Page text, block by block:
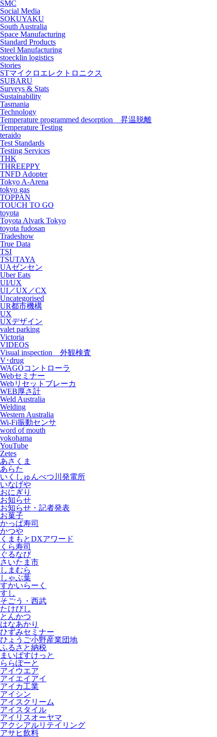
SMC
Social Media
SOKUYAKU
South Australia
Space Manufacturing
Standard Products
Steel Manufacturing
stoecklin logistics
Stories
STマイクロエレクトロニクス
SUBARU
Surveys & Stats
Sustainability
Tasmania
Technology
Temperature programmed desorption 昇温脱離
Temperature Testing
teraido
Test Standards
Testing Services
THK
THREEPPY
TNFD Adopter
Tokyo A-Arena
tokyo gas
TOPPAN
TOUCH TO GO
toyota
Toyota Alvark Tokyo
toyota fudosan
Tradeshow
True Data
TSI
TSUTAYA
UAゼンセン
Uber Eats
UI/UX
UI／UX／CX
Uncategorised
UR都市機構
UX
UXデザイン
valet parking
Victoria
VIDEOS
Visual inspection 外観検査
V･drug
WAGOコントローラ
Webセミナー
Webリセットブレーカ
WEB厚さ計
Weld Australia
Welding
Western Australia
Wi-Fi振動センサ
word of mouth
yokohama
YouTube
Zetes
あさくま
あらた
いくしゅんべつ川発電所
いなげや
おにぎり
お知らせ
お知らせ・記者発表
お菓子
かっぱ寿司
かつや
くまもとDXアワード
くら寿司
ぐるなび
さいたま市
しまむら
しゃぶ葉
すかいらーく
すし
そごう・西武
たけびし
とんかつ
はなあかり
ひずみセミナー
ひょうご小野産業団地
ふるさと納税
まいばすけっと
ららぽーと
アイウエア
アイエイアイ
アイカ工業
アイシン
アイスクリーム
アイスタイル
アイリスオーヤマ
アクシアルリテイリング
アサヒ飲料